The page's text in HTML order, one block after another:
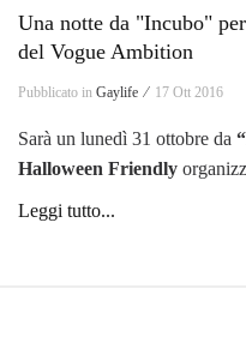
Una notte da "Incubo"
del Vogue Ambition
Pubblicato in Gaylife ⁄ 17 Ott 2016
Sarà un lunedì 31 ottobre da
Halloween Friendly
Leggi tutto...